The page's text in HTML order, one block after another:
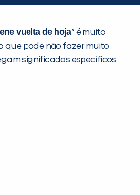
vuelta de hoja” é muito
que pode não fazer muito
significados específicos